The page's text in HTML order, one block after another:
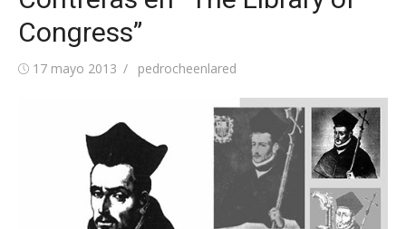
Congress”
Publicada
17 mayo 2013 Autor
pedrocheenlared